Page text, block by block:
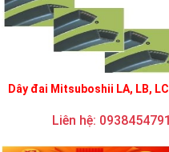
Dây đai Mitsuboshii LA, LB, LC
Liên hệ: 0938454791